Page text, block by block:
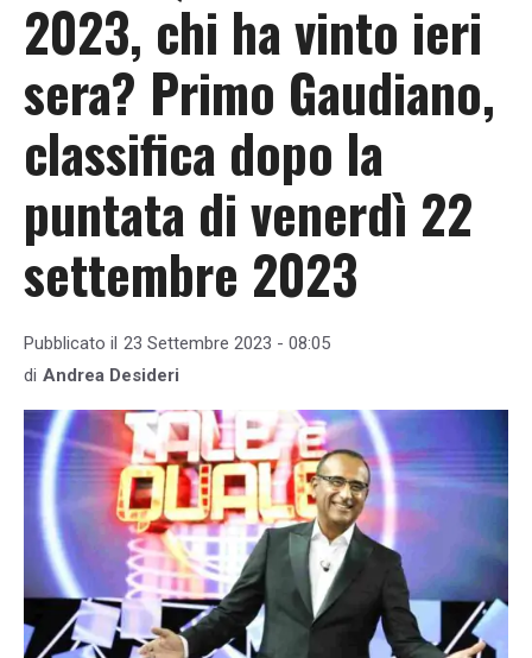
2023, chi ha vinto ieri
sera? Primo Gaudiano,
classifica dopo la
puntata di venerdì 22
settembre 2023
Pubblicato il 23 Settembre 2023 - 08:05
di Andrea Desideri